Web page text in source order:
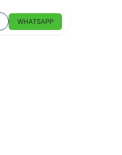
WHATSAPP